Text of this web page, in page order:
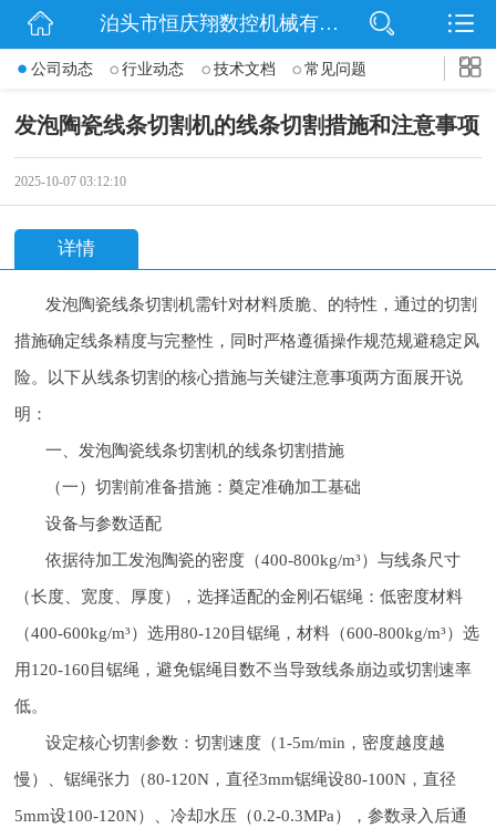
网站首页
动态
泊头市恒庆翔数控机械有限公司
公司动态 行业动态 技术文档 常见问题
发泡陶瓷线条切割机的线条切割措施和注意事项
2025-10-07 03:12:10
详情
发泡陶瓷线条切割机需针对材料质脆、的特性，通过的切割
措施确定线条精度与完整性，同时严格遵循操作规范规避稳定风
险。以下从线条切割的核心措施与关键注意事项两方面展开说
明：
一、发泡陶瓷线条切割机的线条切割措施
（一）切割前准备措施：奠定准确加工基础
设备与参数适配
依据待加工发泡陶瓷的密度（400-800kg/m³）与线条尺寸
（长度、宽度、厚度），选择适配的金刚石锯绳：低密度材料
（400-600kg/m³）选用80-120目锯绳，材料（600-800kg/m³）选
用120-160目锯绳，避免锯绳目数不当导致线条崩边或切割速率
低。
设定核心切割参数：切割速度（1-5m/min，密度越度越
慢）、锯绳张力（80-120N，直径3mm锯绳设80-100N，直径
5mm设100-120N）、冷却水压（0.2-0.3MPa），参数录入后通